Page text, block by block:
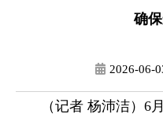
确
2026-06-
（记者 杨沛洁）6